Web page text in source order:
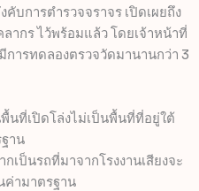
บการตำรวจจราจร เปิดเผยถึง
ากร ไว้พร้อมแล้ว โดยเจ้าหน้าที่
การทดลองตรวจวัดมานานกว่า 3
นที่เปิดโล่งไม่เป็นพื้นที่ที่อยู่ใต้
าน
เป็นรถที่มาจากโรงงานเสียงจะ
ค่ามาตรฐาน